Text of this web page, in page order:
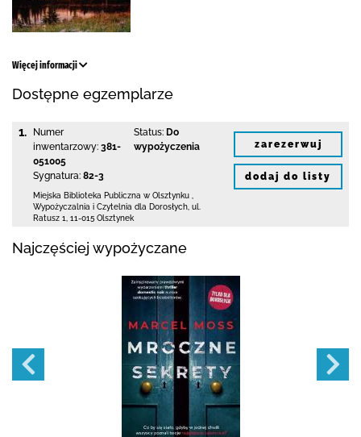
Więcej informacji
Dostępne egzemplarze
1.
Numer
inwentarzowy: 381-
051005
Sygnatura: 82-3
Status: Do
wypożyczenia
Miejska Biblioteka Publiczna w Olsztynku
Wypożyczalnia i Czytelnia dla Dorosłych, ul.
Ratusz 1
11-015 Olsztynek
zarezerwuj
dodaj do listy
Najczęściej wypożyczane